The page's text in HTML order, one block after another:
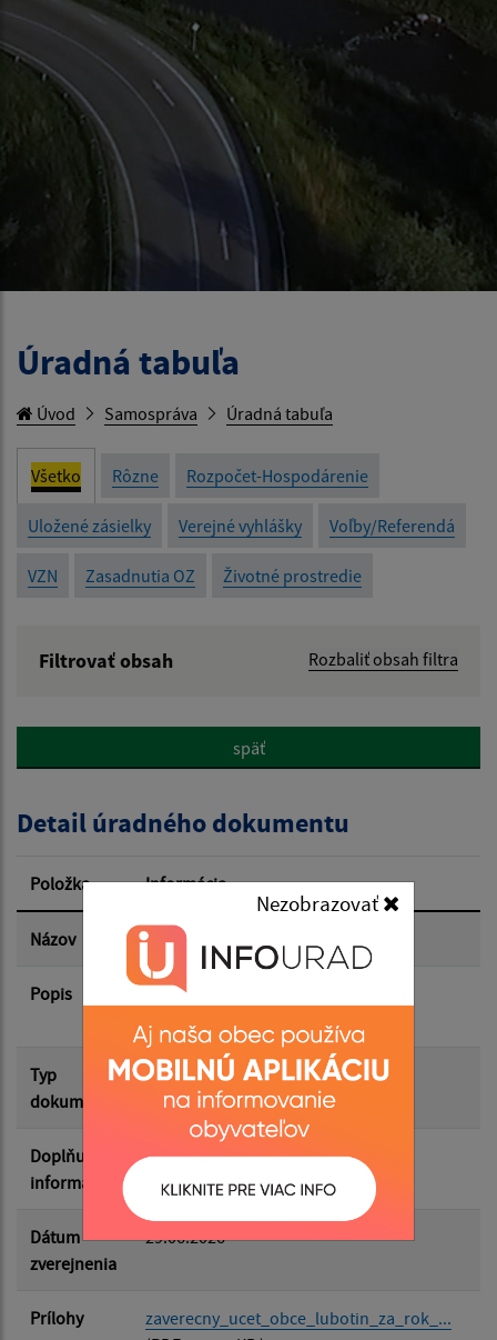
Nezobrazovať
Úradná tabuľa
Úvod Samospráva Úradná tabuľa
Všetko Rôzne Rozpočet-Hospodárenie
Uložené zásielky Verejné vyhlášky Voľby/Referendá
VZN Zasadnutia OZ Životné prostredie
Filtrovať obsah Rozbaliť obsah filtra
Popis:
Dátum zverejnenia od:
Dátum zverejnenia do:
Filtrovať
späť
Detail úradného dokumentu
Položka Informácia
Názov Záverečný účet obce
Popis
Záverečný účet obce Ľubotín za rok
2025_SCHVÁLENÝ
Typ
dokumentu
Rozpočet-Hospodárenie
Doplňujúce
informácie
Dátum
zverejnenia
29.06.2026
Prílohy
zaverecny_ucet_obce_lubotin_za_rok_...